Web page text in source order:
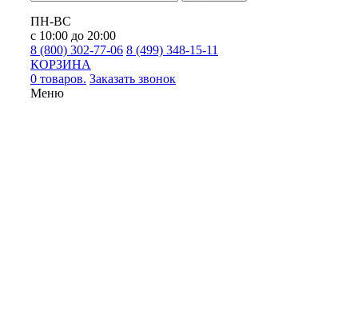
ПН-ВС
с 10:00 до 20:00
8 (800) 302-77-06 8 (499) 348-15-11
КОРЗИНА
0 товаров. Заказать звонок
Меню